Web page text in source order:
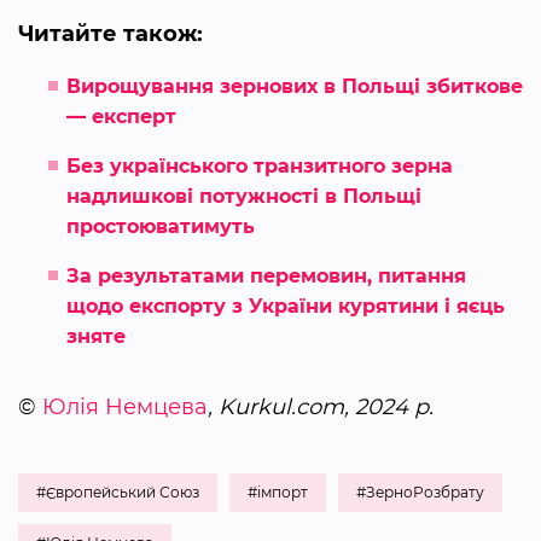
Читайте також:
Вирощування зернових в Польщі збиткове
— експерт
Без українського транзитного зерна
надлишкові потужності в Польщі
простоюватимуть
За результатами перемовин, питання
щодо експорту з України курятини і яєць
зняте
© Юлія Немцева, Kurkul.com, 2024 р.
#Європейський Союз #імпорт #ЗерноРозбрату